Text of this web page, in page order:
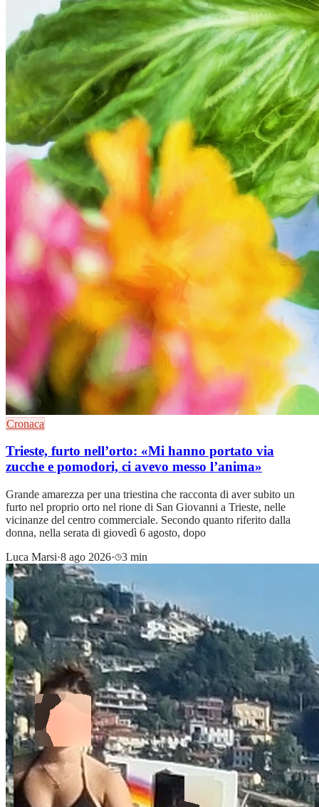
Cronaca
Trieste, furto nell’orto: «Mi hanno portato via
zucche e pomodori, ci avevo messo l’anima»
Grande amarezza per una triestina che racconta di aver subito un
furto nel proprio orto nel rione di San Giovanni a Trieste, nelle
vicinanze del centro commerciale. Secondo quanto riferito dalla
donna, nella serata di giovedì 6 agosto, dopo
Luca Marsi·8 ago 2026· 3 min